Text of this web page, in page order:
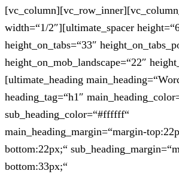
width=“1/2″][ultimate_spacer
height_on_tabs=“33″
height_on_mob_landscape=“22″
[ultimate_heading
heading_tag=“h1″
sub_heading_color=“#ffffff“
main_heading_margin=“margin-
bottom:22px;“
bottom:33px;“